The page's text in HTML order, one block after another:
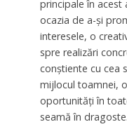
principale în acest
ocazia de a-și
interesele, o
spre realizări
conştiente cu cea
mijlocul toamnei,
oportunităţi în
seamă în